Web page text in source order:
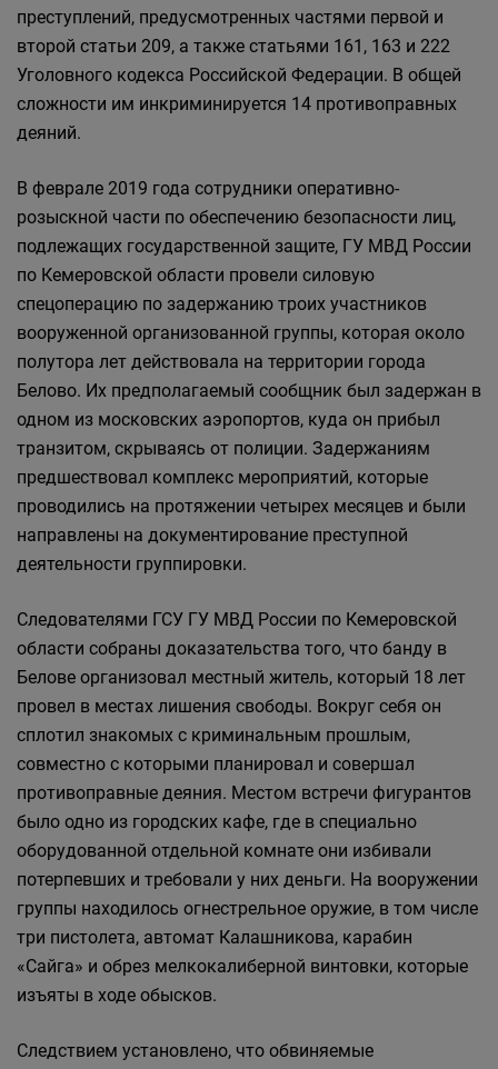
преступлений, предусмотренных частями первой и
второй статьи 209, а также статьями 161, 163 и 222
Уголовного кодекса Российской Федерации. В общей
сложности им инкриминируется 14 противоправных
деяний.
В феврале 2019 года сотрудники оперативно-
рoзыскной части по обеспечению безопасности лиц,
подлежащих государственной защите, ГУ МВД России
по Кемеровской области провели силовую
спецоперацию по задержанию троих участников
вооруженной организованной группы, которая около
полутора лет действовала на территории города
Белово. Их предполагаемый сообщник был задержан в
одном из московских аэропортов, куда он прибыл
транзитом, скрываясь от полиции. Задержаниям
предшествовал комплекс мероприятий, которые
проводились на протяжении четырех месяцев и были
направлены на документирование преступной
деятельности группировки.
Следователями ГСУ ГУ МВД России по Кемеровской
области собраны доказательства того, что банду в
Белове организовал местный житель, который 18 лет
провел в местах лишения свободы. Вокруг себя он
сплотил знакомых с криминальным прошлым,
совместно с которыми планировал и совершал
противоправные деяния. Местом встречи фигурантов
было одно из городских кафе, где в специально
оборудованной отдельной комнате они избивали
потерпевших и требовали у них деньги. На вооружении
группы находилось огнестрельное оружие, в том числе
три пистолета, автомат Калашникова, карабин
«Сайга» и обрез мелкокалиберной винтовки, которые
изъяты в ходе обысков.
Следствием установлено, что обвиняемые